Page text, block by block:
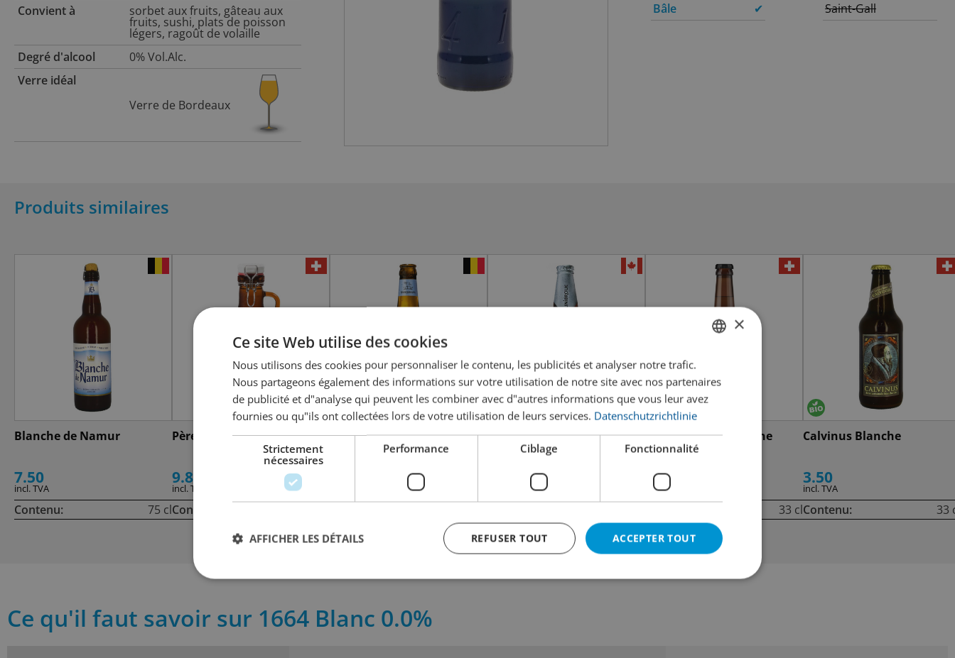
Convient à
sorbet aux fruits, gâteau aux
fruits, sushi, plats de poisson
légers, ragoût de volaille
Degré d'alcool
0% Vol.Alc.
Verre idéal
Verre de Bordeaux
Bâle
✔
Saint-Gall
Produits similaires
Blanche de Namur
7.50
incl. TVA
Contenu: 75 cl
Père Jakob Blanche
9.80
+ 10.00 Depot
incl. TVA
Contenu:
Timmermans Tradition
Unibroue Blanche de
Chambly
Nébuleuse Moonshine
5.50
incl. TVA
33 cl
Calvinus Blanche
3.50
incl. TVA
Contenu: 33
Ce qu'il faut savoir sur 1664 Blanc 0.0%
FRENCH
×
Ce site Web utilise des cookies
Nous utilisons des cookies pour personnaliser le contenu, les publicités et analyser notre trafic.
Nous partageons également des informations sur votre utilisation de notre site avec nos partenaires
de publicité et d"analyse qui peuvent les combiner avec d"autres informations que vous leur avez
fournies ou qu"ils ont collectées lors de votre utilisation de leurs services. Datenschutzrichtlinie
Strictement
nécessaires
Performance Ciblage Fonctionnalité
ACCEPTER TOUT
REFUSER TOUT
AFFICHER LES DÉTAILS